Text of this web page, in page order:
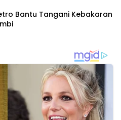
Bantu Tangani Kebakaran